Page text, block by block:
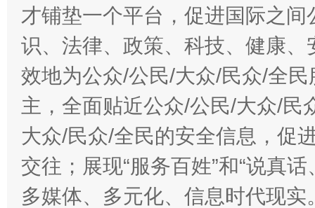
才铺垫一个平台，促进国际之
识、法律、政策、科技、健康
效地为公众/公民/大众/民众/全
主，全面贴近公众/公民/大众/民
大众/民众/全民的安全信息，促
交往；展现“服务百姓”和“说真
多媒体、多元化、信息时代现实